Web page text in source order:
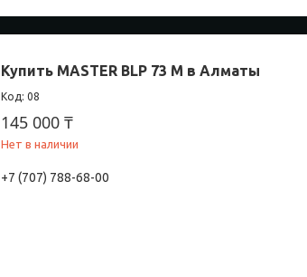
Купить MASTER BLP 73 M в Алматы
08
145 000 ₸
Нет в наличии
+7 (707) 788-68-00